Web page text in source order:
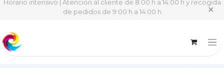
Horario intensivo | Atención al cliente de 8:00 h a 14:00 h y recogida
de pedidos de 9:00 h a 14:00 h
✕